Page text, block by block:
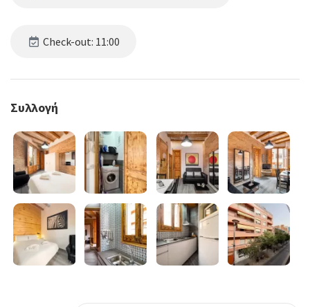
Check-out: 11:00
Συλλογή